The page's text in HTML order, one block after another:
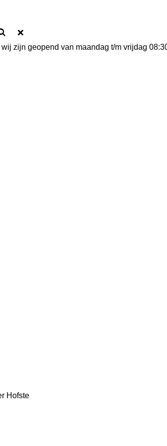
wij zijn geopend van maandag t/m vrijdag
Hofste